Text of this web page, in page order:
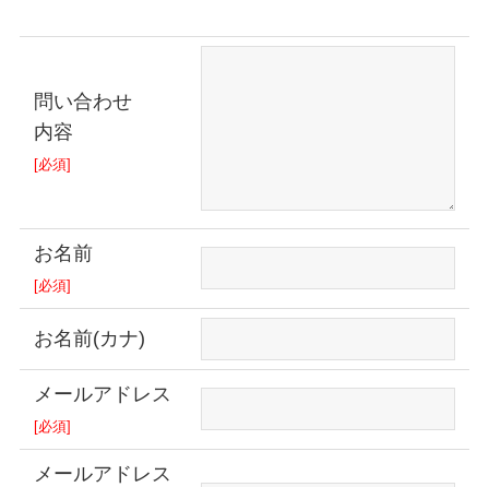
問い合わせ
内容
[必須]
お名前
[必須]
お名前(カナ)
メールアドレス
[必須]
メールアドレス